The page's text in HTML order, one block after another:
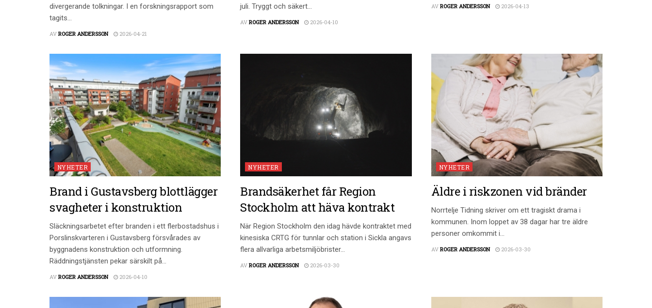
divergerande tolkningar. I en forskningsrapport som
tagits...
AV ROGER ANDERSSON 2026-04-21
juli. Tryggt och säkert...
AV ROGER ANDERSSON 2026-04-10
AV ROGER ANDERSSON 2026-04-13
NYHETER
Brand i Gustavsberg blottlägger
svagheter i konstruktion
Släckningsarbetet efter branden i ett flerbostadshus i
Porslinskvarteren i Gustavsberg försvårades av
byggnadens konstruktion och utformning.
Räddningstjänsten pekar särskilt på...
AV ROGER ANDERSSON 2026-04-10
NYHETER
Brandsäkerhet får Region
Stockholm att häva kontrakt
När Region Stockholm den idag hävde kontraktet med
kinesiska CRTG för tunnlar och station i Sickla angavs
flera allvarliga arbetsmiljöbrister...
AV ROGER ANDERSSON 2026-03-30
NYHETER
Äldre i riskzonen vid bränder
Norrtelje Tidning skriver om ett tragiskt drama i
kommunen. Inom loppet av 38 dagar har tre äldre
personer omkommit i...
AV ROGER ANDERSSON 2026-03-30